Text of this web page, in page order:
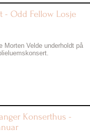
- Odd Fellow Losje
Morten Velde underholdt på
Konserthus -